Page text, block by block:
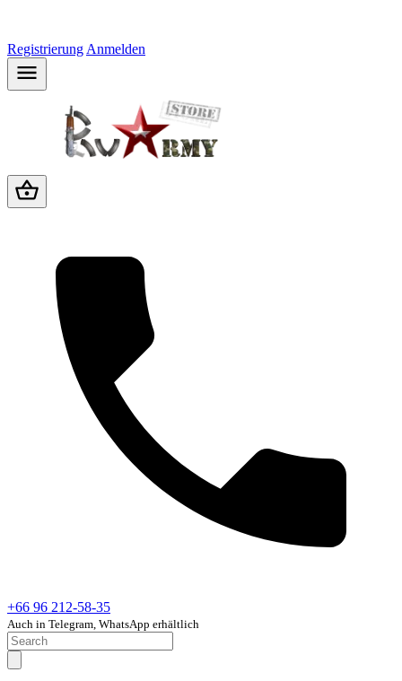
Registrierung Anmelden
+66 96 212-58-35
Auch in Telegram, WhatsApp erhältlich